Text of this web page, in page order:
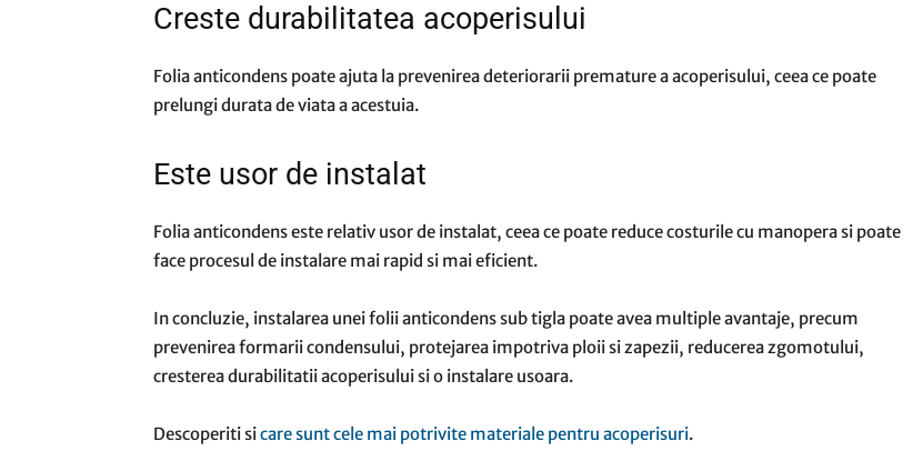
Creste durabilitatea acoperisului
Folia anticondens poate ajuta la prevenirea deteriorarii premature a acoperisului, ceea ce poate
prelungi durata de viata a acestuia.
Este usor de instalat
Folia anticondens este relativ usor de instalat, ceea ce poate reduce costurile cu manopera si poate
face procesul de instalare mai rapid si mai eficient.
In concluzie, instalarea unei folii anticondens sub tigla poate avea multiple avantaje, precum
prevenirea formarii condensului, protejarea impotriva ploii si zapezii, reducerea zgomotului,
cresterea durabilitatii acoperisului si o instalare usoara.
Descoperiti sicare sunt cele mai potrivite materiale pentru acoperisuri.